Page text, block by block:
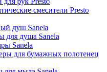
смесители Presto
душ Sanela
для душа Sanela
Sanela
для бумажных полотенец